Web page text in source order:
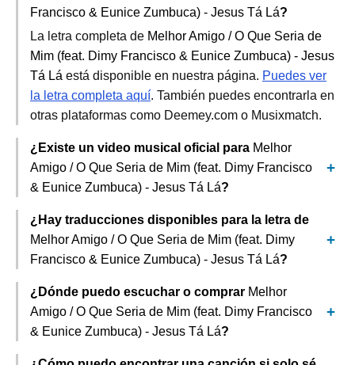
Francisco & Eunice Zumbuca) - Jesus Tá Lá?
La letra completa de Melhor Amigo / O Que Seria de
Mim (feat. Dimy Francisco & Eunice Zumbuca) - Jesus
Tá Lá está disponible en nuestra página. Puedes ver
la letra completa aquí. También puedes encontrarla en
otras plataformas como Deemey.com o Musixmatch.
¿Existe un video musical oficial para Melhor
Amigo / O Que Seria de Mim (feat. Dimy Francisco
& Eunice Zumbuca) - Jesus Tá Lá?
¿Hay traducciones disponibles para la letra de
Melhor Amigo / O Que Seria de Mim (feat. Dimy
Francisco & Eunice Zumbuca) - Jesus Tá Lá?
¿Dónde puedo escuchar o comprar Melhor
Amigo / O Que Seria de Mim (feat. Dimy Francisco
& Eunice Zumbuca) - Jesus Tá Lá?